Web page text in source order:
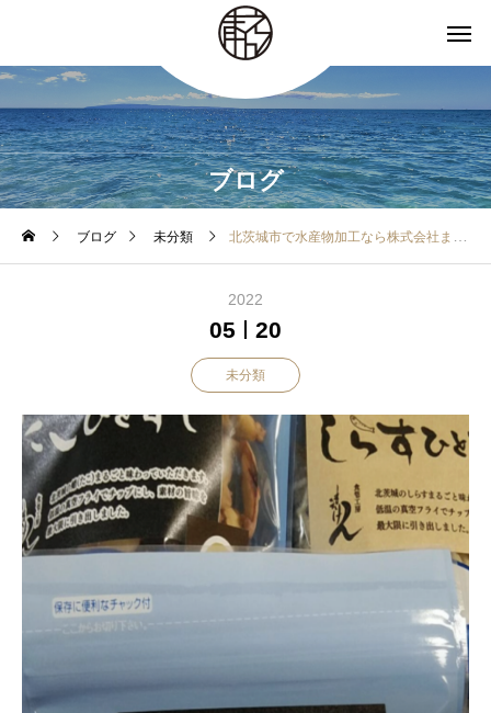
ブログ
ブログ 未分類 北茨城市で水産物加工なら株式会社まえけん
2022
05 20
未分類